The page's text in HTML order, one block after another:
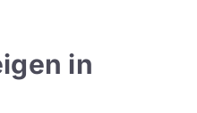
in